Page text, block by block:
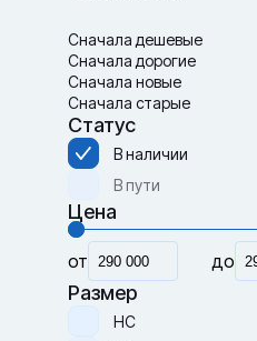
Сначала дешевые
Сначала дорогие
Сначала новые
Сначала старые
Статус
В наличии
В пути
Цена
от до
Размер
HC